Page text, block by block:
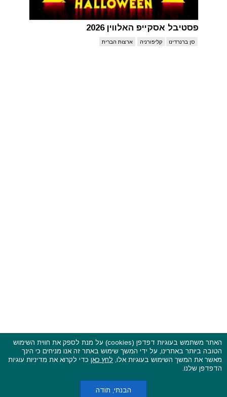
פסטיבל אסקייפ האלווין 2026
סן ברנרדינו קליפורניה ארצות הברית
פסטיבלים וקרנבלים בעולם - כל הזכויות שמורות © 2015 - 2026
בשותפות עםCarniFest Online
ראשי
מדיניות עוגיות (קוקיס)
הטובה ביותר באתרינו, על ידי המשך שימוש באתר זה אנו מניחים כי הינך
מאשר את המשך השימוש בעוגיות אלו, לחץ כאןכדי לקרוא את מדיניות עוגיות
הדפדפן שלנו.